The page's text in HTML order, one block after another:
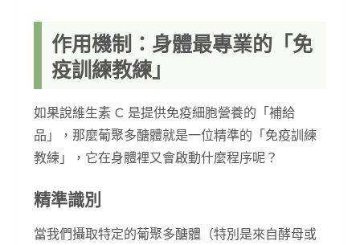
作用機制：身體最專業的「免
疫訓練教練」
如果說維生素 C 是提供免疫細胞營養的「補給
品」，那麼葡聚多醣體就是一位精準的「免疫訓練
教練」，它在身體裡又會啟動什麼程序呢？
精準識別
當我們攝取特定的葡聚多醣體（特別是來自酵母或